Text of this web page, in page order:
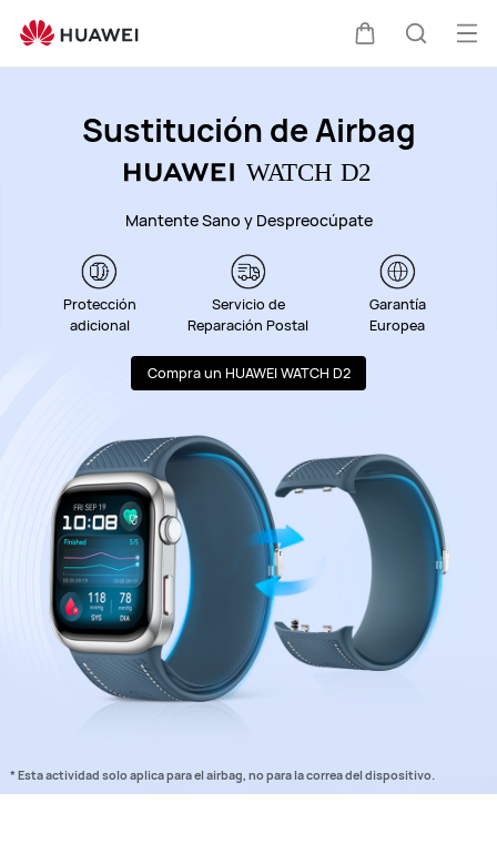
técnico
de
Carrito
Sustitución de Airbag
Mantente Sano y Despreocúpate
Protección
adicional
Servicio de
Reparación Postal
Garantía
Europea
Compra un HUAWEI WATCH D2
* Esta actividad solo aplica para el airbag, no para la correa del dispositivo.